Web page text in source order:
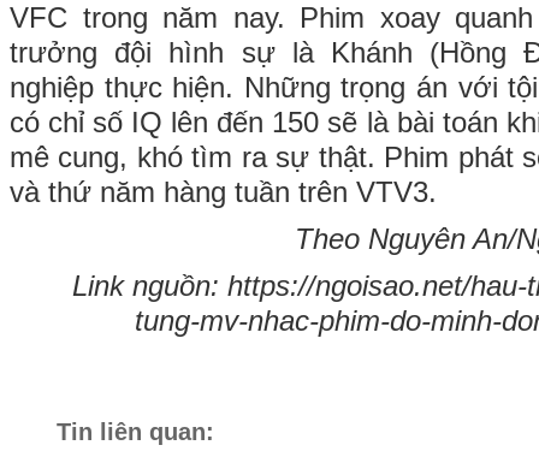
VFC trong năm nay. Phim xoay
trưởng đội hình sự là Khánh (Hồng
nghiệp thực hiện. Những trọng án với
có chỉ số IQ lên đến 150 sẽ là bài toán
mê cung, khó tìm ra sự thật. Phim phát
và thứ năm hàng tuần trên VTV3.
Theo Nguyên An/
Link nguồn: https://ngoisao.net/hau-
tung-mv-nhac-phim-do-minh-
Tin liên quan: